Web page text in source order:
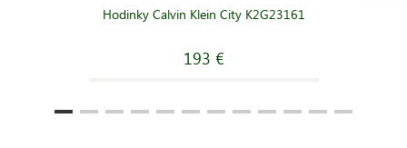
Hodinky Calvin Klein City K2G23161
193 €